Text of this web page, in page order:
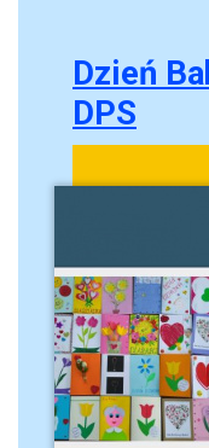
Dzień
DPS